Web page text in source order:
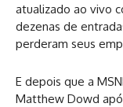
atualizado ao vivo
dezenas de
perderam seus
E depois que a
Matthew Dowd